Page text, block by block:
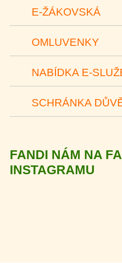
E-ŽÁKOVSKÁ
OMLUVENKY
NABÍDKA E-
SCHRÁNKA
FANDI NÁM NA
INSTAGRAMU